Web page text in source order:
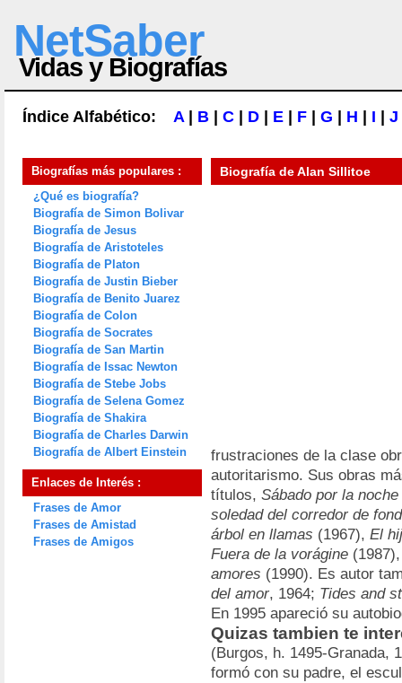
NetSaber
Vidas y Biografías
Índice Alfabético: A| B C D E F G H I J
Biografías más populares :
¿Qué es biografía?
Biografía de Simon Bolivar
Biografía de Jesus
Biografía de Aristoteles
Biografía de Platon
Biografía de Justin Bieber
Biografía de Benito Juarez
Biografía de Colon
Biografía de Socrates
Biografía de San Martin
Biografía de Issac Newton
Biografía de Stebe Jobs
Biografía de Selena Gomez
Biografía de Shakira
Biografía de Charles Darwin
Biografía de Albert Einstein
Enlaces de Interés :
Frases de Amor
Frases de Amistad
Frases de Amigos
Biografía deAlan Sillitoe
frustraciones de la clase
autoritarismo. Sus obras
títulos, Sábado por la
soledad del corredor de
árbol en llamas (1967), El
Fuera de la vorágine
amores (1990). Es autor
del amor, 1964; Tides and
En 1995 apareció su
Quizas tambien te
(Burgos, h. 1495-Granada,
formó con su padre, el